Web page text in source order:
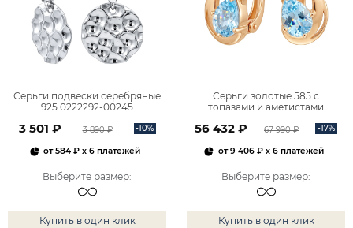
Серьги подвески серебряные
925 0222292-00245
3 501 ₽ 3 890 ₽ -10%
от584 ₽ x 6 платежей
Выберите размер:
Купить в один клик
Серьги золотые 585 с
топазами и аметистами
56 432 ₽ 67 990 ₽ -17%
от9 406 ₽x 6 платежей
Выберите размер:
Купить в один клик